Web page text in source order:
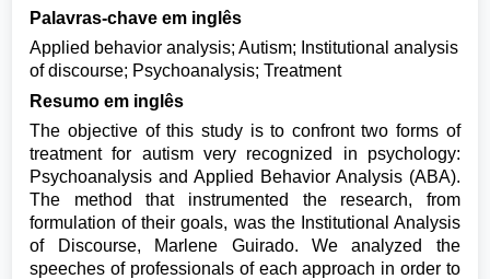
Palavras-chave em inglês
Applied behavior analysis; Autism; Institutional analysis
of discourse; Psychoanalysis; Treatment
Resumo em inglês
The objective of this study is to confront two forms of
treatment for autism very recognized in psychology:
Psychoanalysis and Applied Behavior Analysis (ABA).
The method that instrumented the research, from
formulation of their goals, was the Institutional Analysis
of Discourse, Marlene Guirado. We analyzed the
speeches of professionals of each approach in order to